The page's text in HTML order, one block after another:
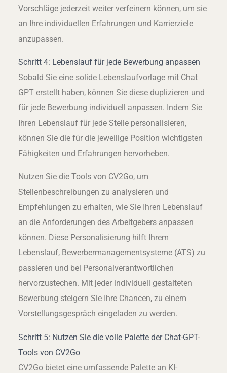
Vorschläge jederzeit weiter verfeinern können, um sie
an Ihre individuellen Erfahrungen und Karrierziele
anzupassen.
Schritt 4: Lebenslauf für jede Bewerbung anpassen
Sobald Sie eine solide Lebenslaufvorlage mit Chat
GPT erstellt haben, können Sie diese duplizieren und
für jede Bewerbung individuell anpassen. Indem Sie
Ihren Lebenslauf für jede Stelle personalisieren,
können Sie die für die jeweilige Position wichtigsten
Fähigkeiten und Erfahrungen hervorheben.
Nutzen Sie die Tools von CV2Go, um
Stellenbeschreibungen zu analysieren und
Empfehlungen zu erhalten, wie Sie Ihren Lebenslauf
an die Anforderungen des Arbeitgebers anpassen
können. Diese Personalisierung hilft Ihrem
Lebenslauf, Bewerbermanagementsysteme (ATS) zu
passieren und bei Personalverantwortlichen
hervorzustechen. Mit jeder individuell gestalteten
Bewerbung steigern Sie Ihre Chancen, zu einem
Vorstellungsgespräch eingeladen zu werden.
Schritt 5: Nutzen Sie die volle Palette der Chat-GPT-
Tools von CV2Go
CV2Go bietet eine umfassende Palette an KI-